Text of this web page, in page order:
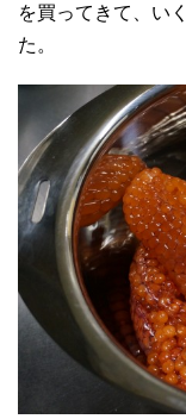
を買ってきて、い
た。